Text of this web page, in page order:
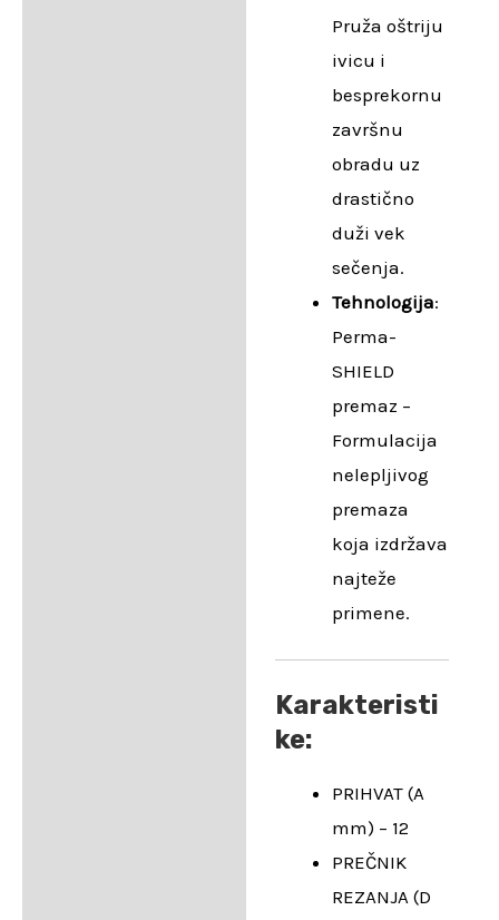
Pruža oštriju
ivicu i
besprekornu
završnu
obradu uz
drastično
duži vek
sečenja.
Tehnologija:
Perma-
SHIELD
premaz –
Formulacija
nelepljivog
premaza
koja izdržava
najteže
primene.
Karakteristi
ke:
PRIHVAT (A
mm) – 12
PREČNIK
REZANJA (D